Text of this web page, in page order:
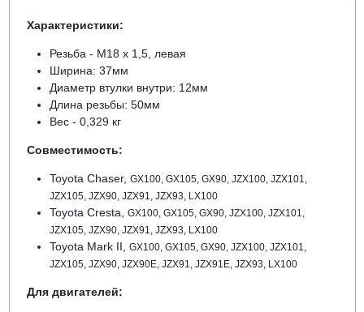
Характеристики:
Резьба - М18 х 1,5, левая
Ширина: 37мм
Диаметр втулки внутри: 12мм
Длина резьбы: 50мм
Вес - 0,329 кг
Совместимость:
Toyota Chaser, GX100, GX105, GX90, JZX100, JZX101,
JZX105, JZX90, JZX91, JZX93, LX100
Toyota Cresta,
GX100, GX105, GX90, JZX100, JZX101,
JZX105, JZX90, JZX91, JZX93, LX100
Toyota Mark II,
GX100, GX105, GX90, JZX100, JZX101,
JZX105, JZX90, JZX90E, JZX91, JZX91E, JZX93, LX100
Для двигателей: